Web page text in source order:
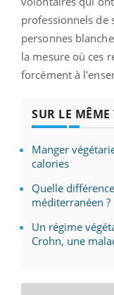
professionnels de
personnes
la mesure où ces
forcément à
SUR LE MÊME
Manger
calories
Quelle
méditerranéen ?
Un régime
Crohn, une